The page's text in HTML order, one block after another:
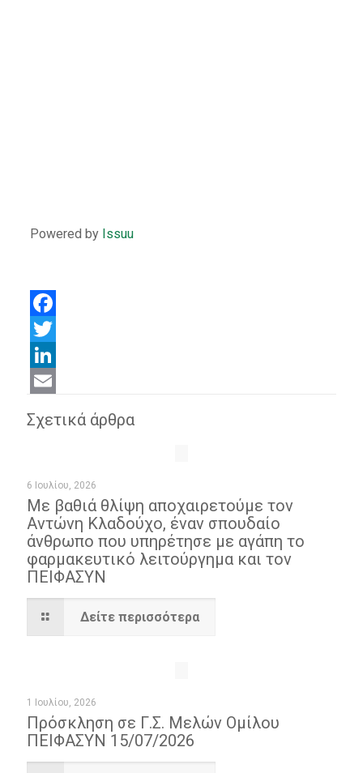
Powered by Issuu
Facebook
Twitter
LinkedIn
Σχετικά άρθρα
6 Ιουλίου, 2026
Με βαθιά θλίψη αποχαιρετούμε τον
Αντώνη Κλαδούχο, έναν σπουδαίο
άνθρωπο που υπηρέτησε με αγάπη το
φαρμακευτικό λειτούργημα και τον
ΠΕΙΦΑΣΥΝ
Δείτε περισσότερα
1 Ιουλίου, 2026
Πρόσκληση σε Γ.Σ. Μελών Ομίλου
ΠΕΙΦΑΣΥΝ 15/07/2026